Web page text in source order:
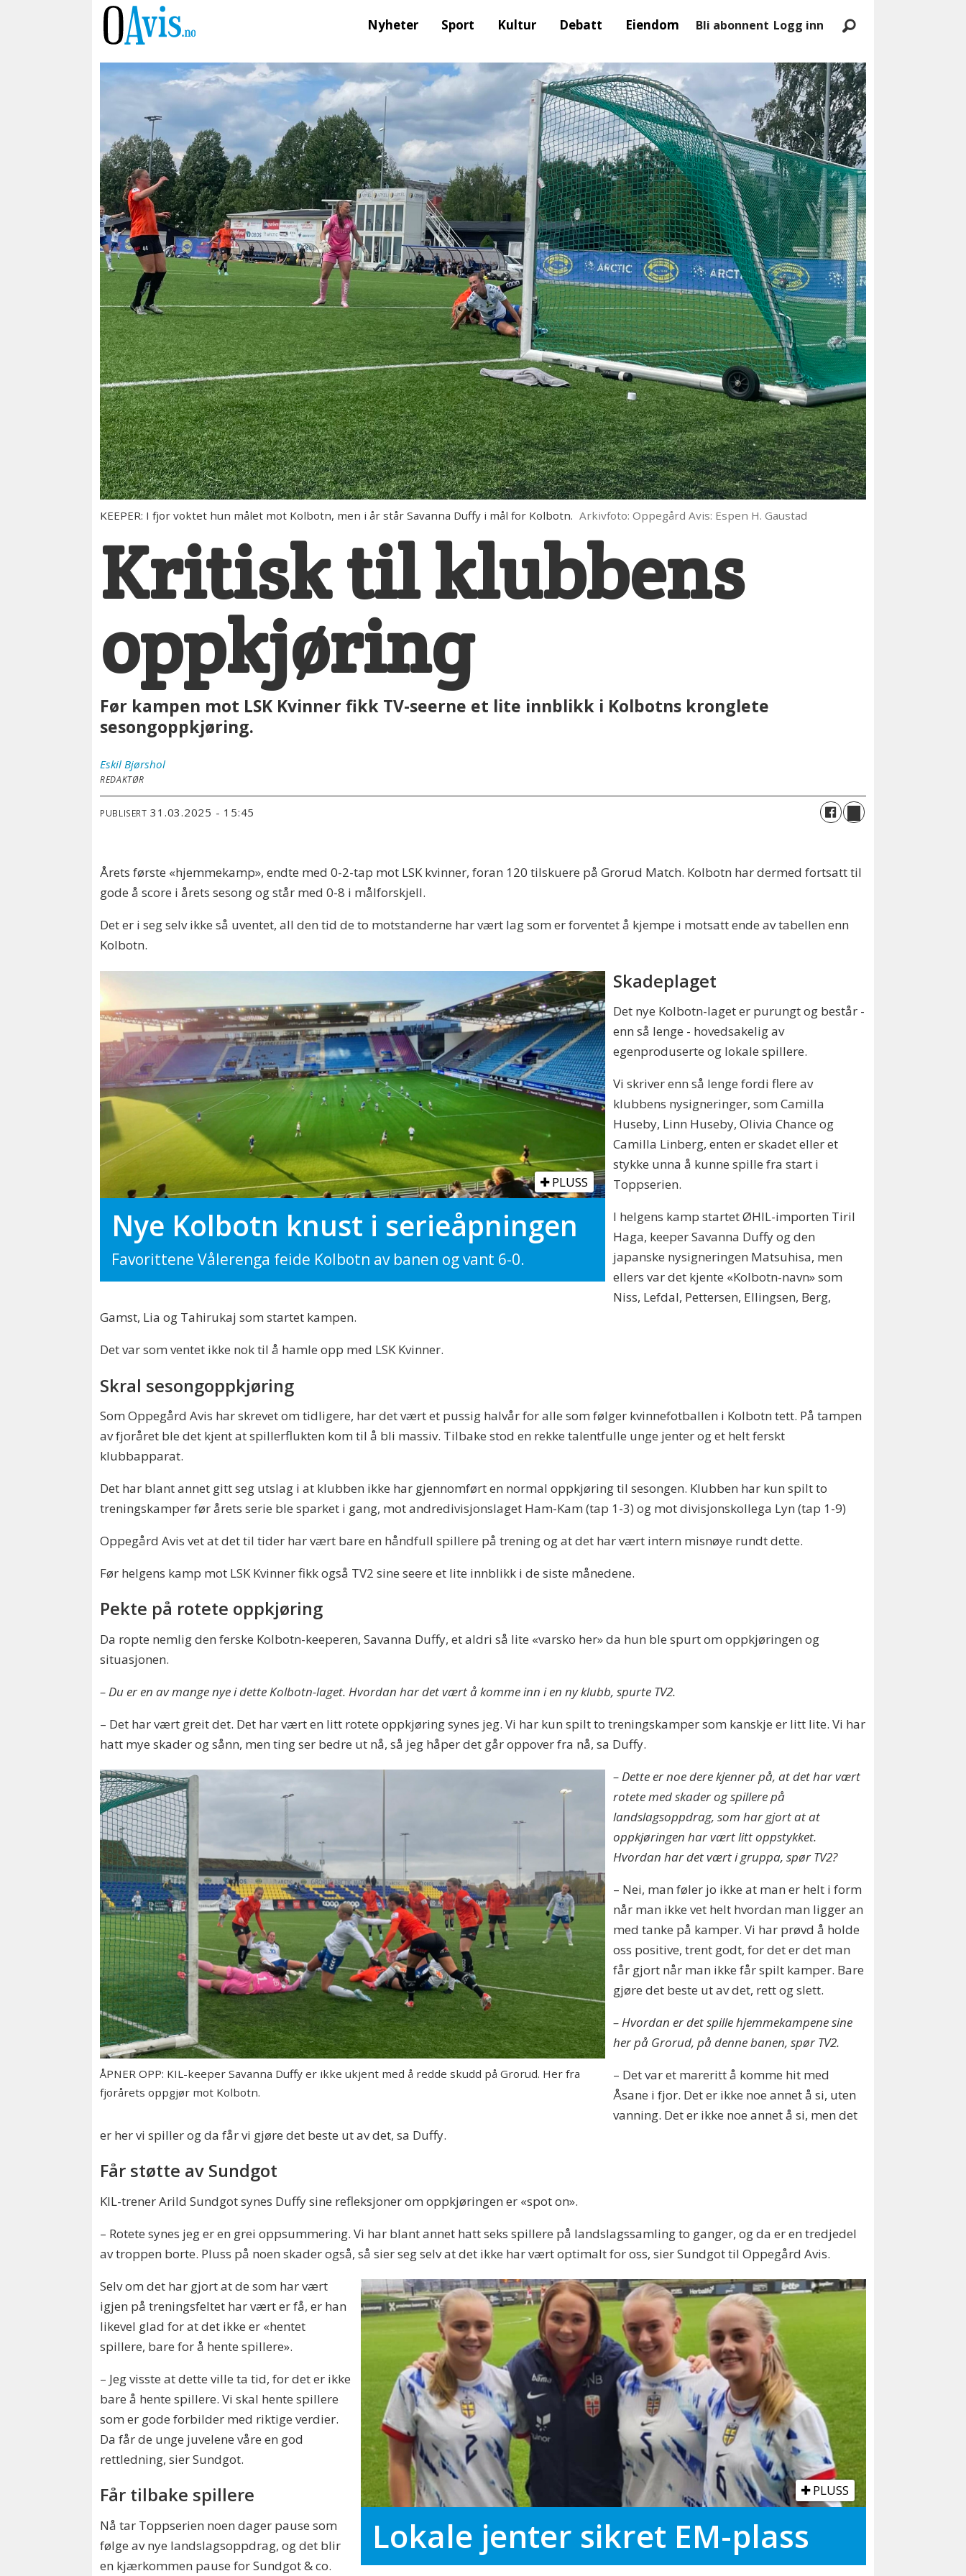
Nyheter Sport Kultur Debatt Eiendom Bli abonnent Logg inn
KEEPER: I fjor voktet hun målet mot Kolbotn, men i år står Savanna Duffy i mål for Kolbotn. Arkivfoto: Oppegård Avis: Espen H. Gaustad
Kritisk til klubbens
oppkjøring
Før kampen mot LSK Kvinner fikk TV-seerne et lite innblikk i Kolbotns kronglete
sesongoppkjøring.
Eskil Bjørshol
REDAKTØR
PUBLISERT 31.03.2025 - 15:45
Årets første «hjemmekamp», endte med 0-2-tap mot LSK kvinner, foran 120 tilskuere på Grorud Match. Kolbotn har dermed fortsatt til
gode å score i årets sesong og står med 0-8 i målforskjell.
Det er i seg selv ikke så uventet, all den tid de to motstanderne har vært lag som er forventet å kjempe i motsatt ende av tabellen enn
Kolbotn.
PLUSS
Nye Kolbotn knust i serieåpningen
Favorittene Vålerenga feide Kolbotn av banen og vant 6-0.
Skadeplaget
Det nye Kolbotn-laget er purungt og består -
enn så lenge - hovedsakelig av
egenproduserte og lokale spillere.
Vi skriver enn så lenge fordi flere av
klubbens nysigneringer, som Camilla
Huseby, Linn Huseby, Olivia Chance og
Camilla Linberg, enten er skadet eller et
stykke unna å kunne spille fra start i
Toppserien.
I helgens kamp startet ØHIL-importen Tiril
Haga, keeper Savanna Duffy og den
japanske nysigneringen Matsuhisa, men
ellers var det kjente «Kolbotn-navn» som
Niss, Lefdal, Pettersen, Ellingsen, Berg,
Gamst, Lia og Tahirukaj som startet kampen.
Det var som ventet ikke nok til å hamle opp med LSK Kvinner.
Skral sesongoppkjøring
Som Oppegård Avis har skrevet om tidligere, har det vært et pussig halvår for alle som følger kvinnefotballen i Kolbotn tett. På tampen
av fjoråret ble det kjent at spillerflukten kom til å bli massiv. Tilbake stod en rekke talentfulle unge jenter og et helt ferskt
klubbapparat.
Det har blant annet gitt seg utslag i at klubben ikke har gjennomført en normal oppkjøring til sesongen. Klubben har kun spilt to
treningskamper før årets serie ble sparket i gang, mot andredivisjonslaget Ham-Kam (tap 1-3) og mot divisjonskollega Lyn (tap 1-9)
Oppegård Avis vet at det til tider har vært bare en håndfull spillere på trening og at det har vært intern misnøye rundt dette.
Før helgens kamp mot LSK Kvinner fikk også TV2 sine seere et lite innblikk i de siste månedene.
Pekte på rotete oppkjøring
Da ropte nemlig den ferske Kolbotn-keeperen, Savanna Duffy, et aldri så lite «varsko her» da hun ble spurt om oppkjøringen og
situasjonen.
– Du er en av mange nye i dette Kolbotn-laget. Hvordan har det vært å komme inn i en ny klubb, spurte TV2.
– Det har vært greit det. Det har vært en litt rotete oppkjøring synes jeg. Vi har kun spilt to treningskamper som kanskje er litt lite. Vi har
hatt mye skader og sånn, men ting ser bedre ut nå, så jeg håper det går oppover fra nå, sa Duffy.
ÅPNER OPP: KIL-keeper Savanna Duffy er ikke ukjent med å redde skudd på Grorud. Her fra
fjorårets oppgjør mot Kolbotn.
– Dette er noe dere kjenner på, at det har vært
rotete med skader og spillere på
landslagsoppdrag, som har gjort at at
oppkjøringen har vært litt oppstykket.
Hvordan har det vært i gruppa, spør TV2?
– Nei, man føler jo ikke at man er helt i form
når man ikke vet helt hvordan man ligger an
med tanke på kamper. Vi har prøvd å holde
oss positive, trent godt, for det er det man
får gjort når man ikke får spilt kamper. Bare
gjøre det beste ut av det, rett og slett.
– Hvordan er det spille hjemmekampene sine
her på Grorud, på denne banen, spør TV2.
– Det var et mareritt å komme hit med
Åsane i fjor. Det er ikke noe annet å si, uten
vanning. Det er ikke noe annet å si, men det
er her vi spiller og da får vi gjøre det beste ut av det, sa Duffy.
Får støtte av Sundgot
KIL-trener Arild Sundgot synes Duffy sine refleksjoner om oppkjøringen er «spot on».
– Rotete synes jeg er en grei oppsummering. Vi har blant annet hatt seks spillere på landslagssamling to ganger, og da er en tredjedel
av troppen borte. Pluss på noen skader også, så sier seg selv at det ikke har vært optimalt for oss, sier Sundgot til Oppegård Avis.
PLUSS
Lokale jenter sikret EM-plass
Selv om det har gjort at de som har vært
igjen på treningsfeltet har vært er få, er han
likevel glad for at det ikke er «hentet
spillere, bare for å hente spillere».
– Jeg visste at dette ville ta tid, for det er ikke
bare å hente spillere. Vi skal hente spillere
som er gode forbilder med riktige verdier.
Da får de unge juvelene våre en god
rettledning, sier Sundgot.
Får tilbake spillere
Nå tar Toppserien noen dager pause som
følge av nye landslagsoppdrag, og det blir
en kjærkommen pause for Sundgot & co.